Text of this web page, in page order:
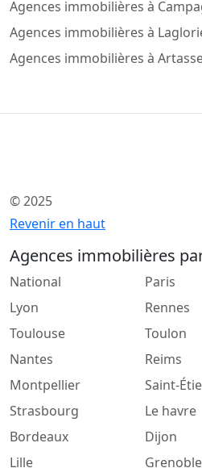
Agences immobilières à
Agences immobilières à
Agences immobilières à
© 2025
Revenir en haut
Agences immobilières
National
Lyon
Toulouse
Nantes
Montpellier
Strasbourg
Bordeaux
Lille
Paris
Rennes
Toulon
Reims
Saint-
Le havre
Dijon
Grenoble